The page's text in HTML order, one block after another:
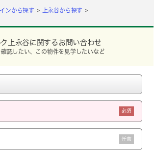
ンから探す 上永谷から探す
ク上永谷に関するお問い合わせ
確認したい、この物件を見学したいなど
必須
任意